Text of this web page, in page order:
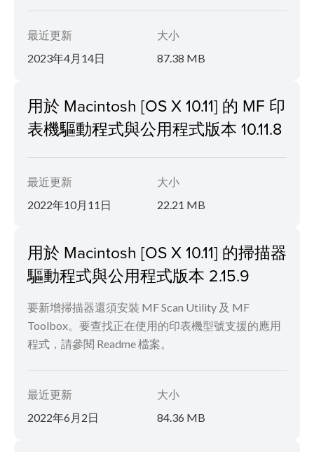
最近更新
2023年4月14日
大小
87.38 MB
用於 Macintosh [OS X 10.11] 的 MF 印
表機驅動程式與公用程式版本 10.11.8
最近更新
2022年10月11日
大小
22.21 MB
用於 Macintosh [OS X 10.11] 的掃描器
驅動程式與公用程式版本 2.15.9
要新增掃描器還須安裝 MF Scan Utility 及 MF
Toolbox。要查找正在使用的印表機型號支援的應用
程式，請參閱 Readme 檔案。
最近更新
2022年6月2日
大小
84.36 MB